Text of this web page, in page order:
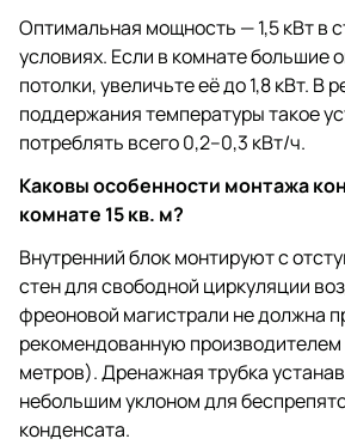
Оптимальная мощность — 1,5 кВт в
условиях. Если в комнате большие
потолки, увеличьте её до 1,8 кВт. В
поддержания температуры такое
потреблять всего 0,2–0,3 кВт/ч.
Каковы особенности монтажа
комнате 15 кв. м?
Внутренний блок монтируют с
стен для свободной циркуляции
фреоновой магистрали не должна
рекомендованную производителем
метров). Дренажная трубка
небольшим уклоном для
конденсата.